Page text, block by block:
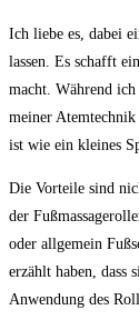
Ich liebe es, dabei
lassen. Es schafft
macht. Während
⁣meiner
ist wie‍ ein kleines
Die Vorteile ⁤sind
der
oder allgemein
erzählt haben, dass
Anwendung des